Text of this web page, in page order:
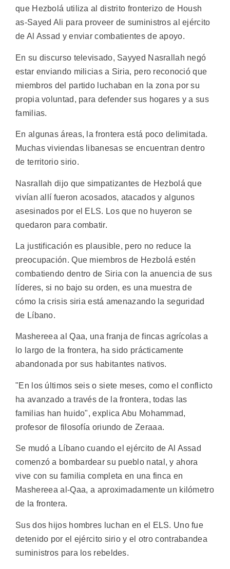
que Hezbolá utiliza al distrito fronterizo de Housh
as-Sayed Ali para proveer de suministros al ejército
de Al Assad y enviar combatientes de apoyo.
En su discurso televisado, Sayyed Nasrallah negó
estar enviando milicias a Siria, pero reconoció que
miembros del partido luchaban en la zona por su
propia voluntad, para defender sus hogares y a sus
familias.
En algunas áreas, la frontera está poco delimitada.
Muchas viviendas libanesas se encuentran dentro
de territorio sirio.
Nasrallah dijo que simpatizantes de Hezbolá que
vivían allí fueron acosados, atacados y algunos
asesinados por el ELS. Los que no huyeron se
quedaron para combatir.
La justificación es plausible, pero no reduce la
preocupación. Que miembros de Hezbolá estén
combatiendo dentro de Siria con la anuencia de sus
líderes, si no bajo su orden, es una muestra de
cómo la crisis siria está amenazando la seguridad
de Líbano.
Mashereea al Qaa, una franja de fincas agrícolas a
lo largo de la frontera, ha sido prácticamente
abandonada por sus habitantes nativos.
"En los últimos seis o siete meses, como el conflicto
ha avanzado a través de la frontera, todas las
familias han huido", explica Abu Mohammad,
profesor de filosofía oriundo de Zeraaa.
Se mudó a Líbano cuando el ejército de Al Assad
comenzó a bombardear su pueblo natal, y ahora
vive con su familia completa en una finca en
Mashereea al-Qaa, a aproximadamente un kilómetro
de la frontera.
Sus dos hijos hombres luchan en el ELS. Uno fue
detenido por el ejército sirio y el otro contrabandea
suministros para los rebeldes.